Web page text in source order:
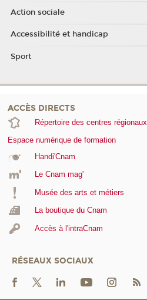
Action sociale
Accessibilité et handicap
Sport
ACCÈS DIRECTS
Répertoire des centres régionaux
Espace numérique de formation
Handi'Cnam
Le Cnam mag'
Musée des arts et métiers
La boutique du Cnam
Accès à l'intraCnam
RÉSEAUX SOCIAUX